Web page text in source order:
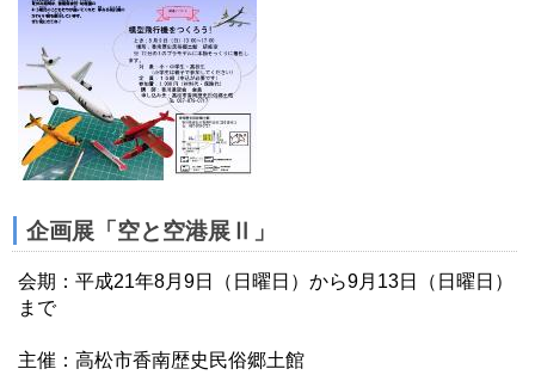
企画展「空と空港展Ⅱ」
会期：平成21年8月9日（日曜日）から9月13日（日曜日）
まで
主催：高松市香南歴史民俗郷土館